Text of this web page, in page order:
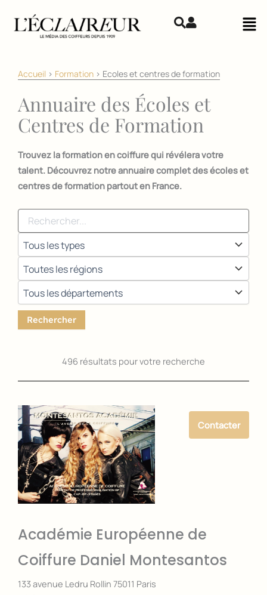
Accueil > Formation > Ecoles et centres de formation
Annuaire des Écoles et
Centres de Formation
Trouvez la formation en coiffure qui révélera votre
talent. Découvrez notre annuaire complet des écoles et
centres de formation partout en France.
Rechercher
496 résultats pour votre recherche
Académie Européenne de
Coiffure Daniel Montesantos
133 avenue Ledru Rollin 75011 Paris
Contacter